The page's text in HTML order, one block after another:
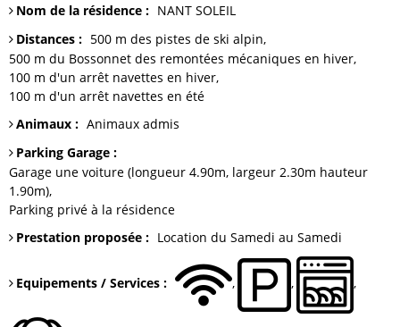
Nom de la résidence : NANT SOLEIL
Distances : 500 m des pistes de ski alpin
500 m du Bossonnet des remontées mécaniques en hiver
100 m d'un arrêt navettes en hiver
100 m d'un arrêt navettes en été
Animaux : Animaux admis
Parking Garage :
Garage une voiture (longueur 4.90m, largeur 2.30m hauteur
1.90m)
Parking privé à la résidence
Prestation proposée : Location du Samedi au Samedi
Equipements / Services :